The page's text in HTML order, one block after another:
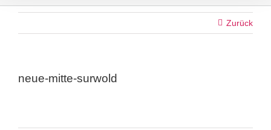
Zurück
neue-mitte-surwold